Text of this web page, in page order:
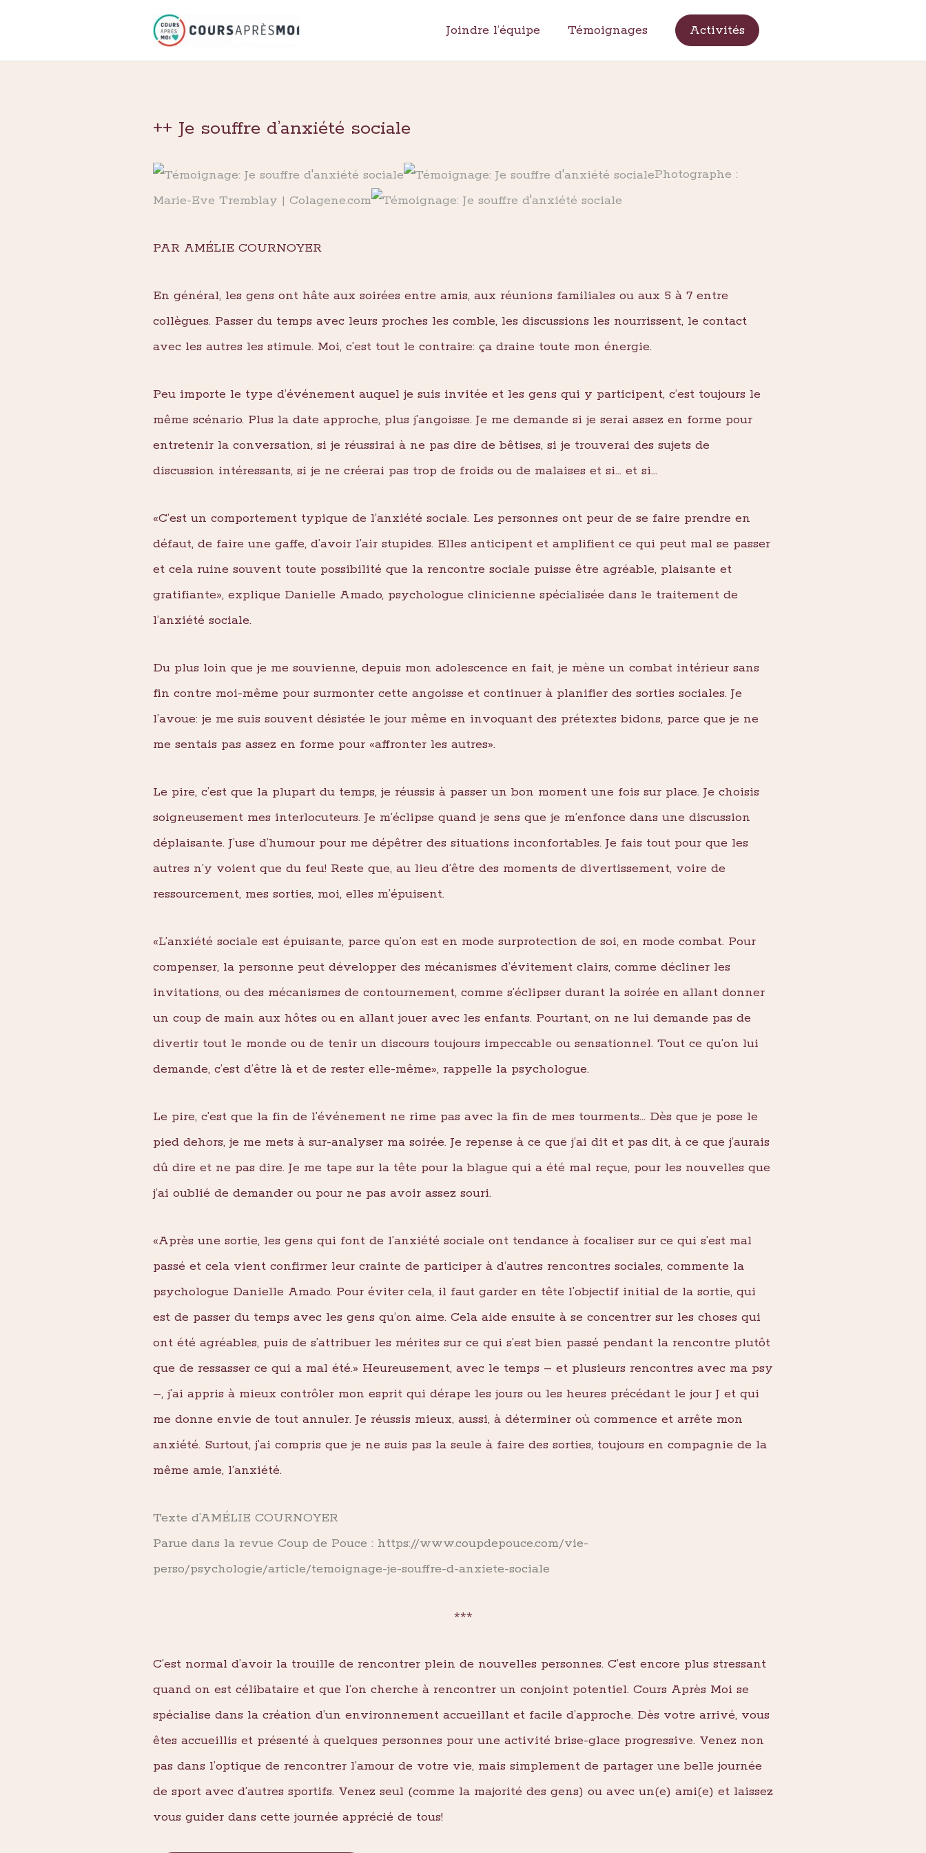
contenu
Joindre l’équipe Témoignages Activités
++ Je souffre d’anxiété sociale
Photographe :
Marie-Eve Tremblay | Colagene.com
PAR AMÉLIE COURNOYER
En général, les gens ont hâte aux soirées entre amis, aux réunions familiales ou aux 5 à 7 entre
collègues. Passer du temps avec leurs proches les comble, les discussions les nourrissent, le contact
avec les autres les stimule. Moi, c’est tout le contraire: ça draine toute mon énergie.
Peu importe le type d’événement auquel je suis invitée et les gens qui y participent, c’est toujours le
même scénario. Plus la date approche, plus j’angoisse. Je me demande si je serai assez en forme pour
entretenir la conversation, si je réussirai à ne pas dire de bêtises, si je trouverai des sujets de
discussion intéressants, si je ne créerai pas trop de froids ou de malaises et si… et si…
«C’est un comportement typique de l’anxiété sociale. Les personnes ont peur de se faire prendre en
défaut, de faire une gaffe, d’avoir l’air stupides. Elles anticipent et amplifient ce qui peut mal se passer
et cela ruine souvent toute possibilité que la rencontre sociale puisse être agréable, plaisante et
gratifiante», explique Danielle Amado, psychologue clinicienne spécialisée dans le traitement de
l’anxiété sociale.
Du plus loin que je me souvienne, depuis mon adolescence en fait, je mène un combat intérieur sans
fin contre moi-même pour surmonter cette angoisse et continuer à planifier des sorties sociales. Je
l’avoue: je me suis souvent désistée le jour même en invoquant des prétextes bidons, parce que je ne
me sentais pas assez en forme pour «affronter les autres».
Le pire, c’est que la plupart du temps, je réussis à passer un bon moment une fois sur place. Je choisis
soigneusement mes interlocuteurs. Je m’éclipse quand je sens que je m’enfonce dans une discussion
déplaisante. J’use d’humour pour me dépêtrer des situations inconfortables. Je fais tout pour que les
autres n’y voient que du feu! Reste que, au lieu d’être des moments de divertissement, voire de
ressourcement, mes sorties, moi, elles m’épuisent.
«L’anxiété sociale est épuisante, parce qu’on est en mode surprotection de soi, en mode combat. Pour
compenser, la personne peut développer des mécanismes d’évitement clairs, comme décliner les
invitations, ou des mécanismes de contournement, comme s’éclipser durant la soirée en allant donner
un coup de main aux hôtes ou en allant jouer avec les enfants. Pourtant, on ne lui demande pas de
divertir tout le monde ou de tenir un discours toujours impeccable ou sensationnel. Tout ce qu’on lui
demande, c’est d’être là et de rester elle-même», rappelle la psychologue.
Le pire, c’est que la fin de l’événement ne rime pas avec la fin de mes tourments… Dès que je pose le
pied dehors, je me mets à sur-analyser ma soirée. Je repense à ce que j’ai dit et pas dit, à ce que j’aurais
dû dire et ne pas dire. Je me tape sur la tête pour la blague qui a été mal reçue, pour les nouvelles que
j’ai oublié de demander ou pour ne pas avoir assez souri.
«Après une sortie, les gens qui font de l’anxiété sociale ont tendance à focaliser sur ce qui s’est mal
passé et cela vient confirmer leur crainte de participer à d’autres rencontres sociales, commente la
psychologue Danielle Amado. Pour éviter cela, il faut garder en tête l’objectif initial de la sortie, qui
est de passer du temps avec les gens qu’on aime. Cela aide ensuite à se concentrer sur les choses qui
ont été agréables, puis de s’attribuer les mérites sur ce qui s’est bien passé pendant la rencontre plutôt
que de ressasser ce qui a mal été.» Heureusement, avec le temps – et plusieurs rencontres avec ma psy
–, j’ai appris à mieux contrôler mon esprit qui dérape les jours ou les heures précédant le jour J et qui
me donne envie de tout annuler. Je réussis mieux, aussi, à déterminer où commence et arrête mon
anxiété. Surtout, j’ai compris que je ne suis pas la seule à faire des sorties, toujours en compagnie de la
même amie, l’anxiété.
Texte d’AMÉLIE COURNOYER
Parue dans la revue Coup de Pouce : https://www.coupdepouce.com/vie-
perso/psychologie/article/temoignage-je-souffre-d-anxiete-sociale
***
C’est normal d’avoir la trouille de rencontrer plein de nouvelles personnes. C’est encore plus stressant
quand on est célibataire et que l’on cherche à rencontrer un conjoint potentiel. Cours Après Moi se
spécialise dans la création d’un environnement accueillant et facile d’approche. Dès votre arrivé, vous
êtes accueillis et présenté à quelques personnes pour une activité brise-glace progressive. Venez non
pas dans l’optique de rencontrer l’amour de votre vie, mais simplement de partager une belle journée
de sport avec d’autres sportifs. Venez seul (comme la majorité des gens) ou avec un(e) ami(e) et laissez
vous guider dans cette journée apprécié de tous!